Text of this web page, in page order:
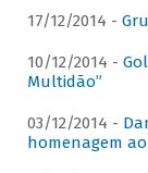
17/12/2014 -
10/12/2014 -
Multidão”
03/12/2014 -
homenagem